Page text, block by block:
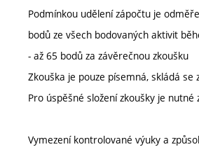
Podmínkou udělení zápočtu je
bodů ze všech bodovaných aktivit
- až 65 bodů za závěrečnou zkoušku
Zkouška je pouze písemná, skládá se
Pro úspěšné složení zkoušky je
Vymezení kontrolované výuky a